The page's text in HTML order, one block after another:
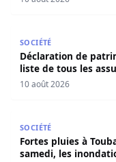
SOCIÉTÉ
Déclaration de
liste de tous les
10 août 2026
SOCIÉTÉ
Fortes pluies à
samedi, les